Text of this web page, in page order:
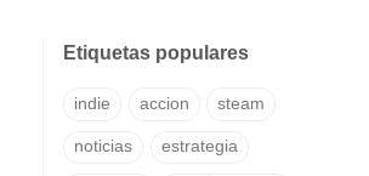
Etiquetas populares
indie accion steam
noticias estrategia